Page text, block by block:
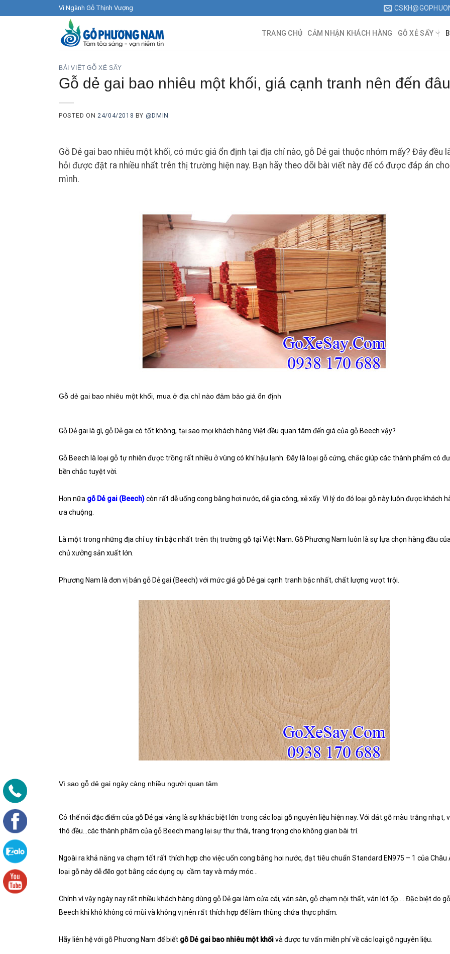
Vì Ngành Gỗ Thịnh Vượng
TRANG CHỦ CẢM NHẬN KHÁCH HÀNG GỖ XẺ SẤY
BÀI VIẾT GỖ XẺ SẤY
Gỗ dẻ gai bao nhiêu một khối, giá cạnh tranh nên đến
POSTED ON24/04/2018 BY @DMIN
Gỗ Dẻ gai bao nhiêu một khối, có mức giá ổn định tại địa chỉ nào, gỗ Dẻ gai thuộc nhóm mấy? Đây đều
hỏi được đặt ra nhiều nhất trên thị trường hiện nay. Bạn hãy theo dõi bài viết này để có được đáp án cho
mình.
Gỗ dẻ gai bao nhiêu một khối, mua ở địa chỉ nào đảm bảo giá ổn định
Gỗ Dẻ gai là gì, gỗ Dẻ gai có tốt không, tại sao mọi khách hàng Việt đều quan tâm đến giá của gỗ Beech vậy?
Gỗ Beech là loại gỗ tự nhiên được trồng rất nhiều ở vùng có khí hậu lạnh. Đây là loại gỗ cứng, chắc giúp các thành phẩm có
bền chắc tuyệt vời.
Hơn nữa gỗ Dẻ gai (Beech)còn rất dễ uống cong bằng hơi nước, dễ gia công, xẻ xấy. Vì lý do đó loại gỗ này luôn được khách
ưa chuộng.
Là một trong những địa chỉ uy tín bậc nhất trên thị trường gỗ tại Việt Nam. Gỗ Phương Nam luôn là sự lựa chọn hàng đầu
chủ xưởng sản xuất lớn.
Phương Nam là đơn vị bán gỗ Dẻ gai (Beech) với mức giá gỗ Dẻ gai cạnh tranh bậc nhất, chất lượng vượt trội.
Vì sao gỗ dẻ gai ngày càng nhiều người quan tâm
Có thể nói đặc điểm của gỗ Dẻ gai vàng là sự khác biệt lớn trong các loại gỗ nguyên liệu hiện nay. Với dát gỗ màu trắng nhạt,
thô đều…các thành phâm của gỗ Beech mang lại sự thư thái, trang trọng cho không gian bài trí.
Ngoài ra khả năng va chạm tốt rất thích hợp cho việc uốn cong bằng hơi nước, đạt tiêu chuẩn Standard EN975 – 1 của Châu
loại gỗ này dễ đẽo gọt bằng các dụng cụ cầm tay và máy móc…
Chính vì vậy ngày nay rất nhiều khách hàng dùng gỗ Dẻ gai làm cửa cái, ván sàn, gỗ chạm nội thất, ván lót ốp…. Đặc biệt do gỗ
Beech khi khô không có mùi và không vị nên rất thích hợp để làm thùng chứa thực phẩm.
Hãy liên hệ với gỗ Phương Nam để biết gỗ Dẻ gai bao nhiêu một khốivà được tư vấn miễn phí về các loại gỗ nguyên liệu.